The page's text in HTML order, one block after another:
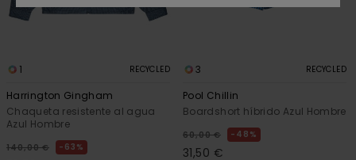
1 RECYCLED
Harrington Gingham
Chaqueta resistente al agua
Azul Hombre
140,00 € 63%
3 RECYCLED
Pool Chillin
Boardshort híbrido Azul Hombre
60,00 € 48%
31,50 €